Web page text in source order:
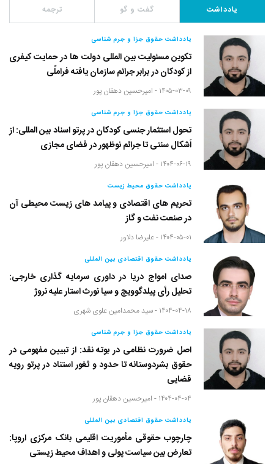
یادداشت گفت و گو ترجمه
یادداشت حقوق جزا و جرم شناسی
تکوین مسئولیت بین المللی دولت ها در حمایت کیفری
از کودکان در برابر جرائم سازمان یافته فراملّی
۱۴۰۵-۰۳-۰۹ - امیرحسین دهقان پور
یادداشت حقوق جزا و جرم شناسی
تحول استثمار جنسی کودکان در پرتو اسناد بین المللی: از
اَشکال سنتی تا جرائم نوظهور در فضای مجازی
۱۴۰۴-۰۶-۱۹ - امیرحسین دهقان پور
یادداشت حقوق محیط زیست
تحریم های اقتصادی و پیامد های زیست محیطی آن
در صنعت نفت و گاز
۱۴۰۴-۰۵-۰۱ - علیرضا دلاور
یادداشت حقوق اقتصادی بین المللی
صدای امواج دریا در داوری سرمایه گذاری خارجی:
تحلیل رأی پیلدگوویچ و سیا نورث استار علیه نروژ
۱۴۰۴-۰۴-۱۸ - سید محمدامین علوی شهری
یادداشت حقوق جزا و جرم شناسی
اصل ضرورت نظامی در بوته نقد: از تبیین مفهومی در
حقوق بشردوستانه تا حدود و ثغور استناد در پرتو رویه
قضایی
۱۴۰۴-۰۴-۰۴ - امیرحسین دهقان پور
یادداشت حقوق اقتصادی بین المللی
چارچوب حقوقی مأموریت اقلیمی بانک مرکزی اروپا:
تعارض بین سیاست پولی و اهداف محیط زیستی